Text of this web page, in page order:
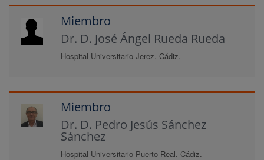
Miembro
Dr. D. José Ángel Rueda Rueda
Hospital Universitario Jerez. Cádiz.
Miembro
Dr. D. Pedro Jesús Sánchez
Sánchez
Hospital Universitario Puerto Real. Cádiz.